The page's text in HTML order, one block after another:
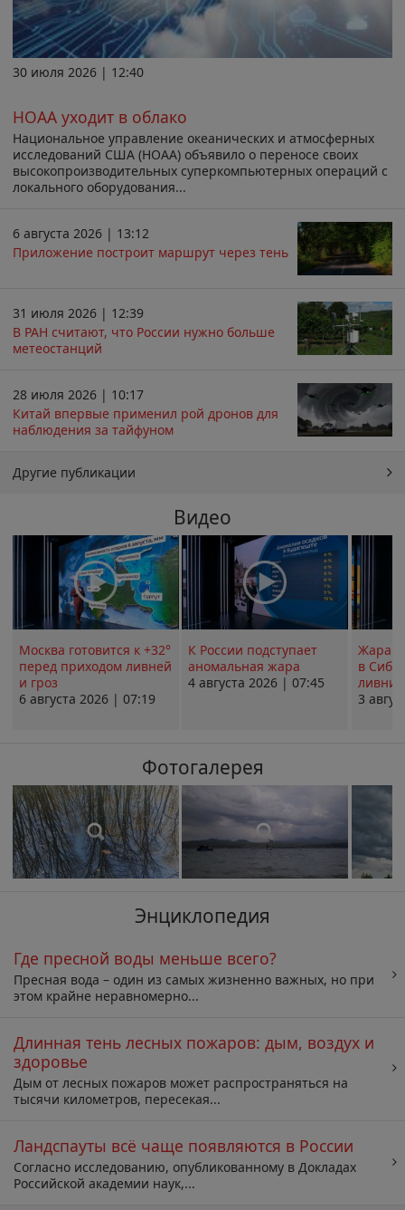
30 июля 2026 | 12:40
НОАА уходит в облако
Национальное управление океанических и атмосферных
исследований США (НОАА) объявило о переносе своих
высокопроизводительных суперкомпьютерных операций с
локального оборудования...
6 августа 2026 | 13:12
Приложение построит маршрут через тень
31 июля 2026 | 12:39
В РАН считают, что России нужно больше
метеостанций
28 июля 2026 | 10:17
Китай впервые применил рой дронов для
наблюдения за тайфуном
Другие публикации
Видео
Москва готовится к +32°
перед приходом ливней
и гроз
6 августа 2026 | 07:19
К России подступает
аномальная жара
4 августа 2026 | 07:45
Жара в
в
ливни
3
Фотогалерея
Энциклопедия
Где пресной воды меньше всего?
Пресная вода – один из самых жизненно важных, но при
этом крайне неравномерно...
Длинная тень лесных пожаров: дым, воздух и
здоровье
Дым от лесных пожаров может распространяться на
тысячи километров, пересекая...
Ландспауты всё чаще появляются в России
Согласно исследованию, опубликованному в Докладах
Российской академии наук,...